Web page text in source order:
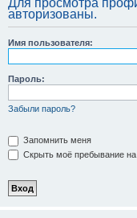
Для просмотра
авторизованы.
Имя пользователя:
Пароль:
Забыли пароль?
Запомнить меня
Скрыть моё пребывание